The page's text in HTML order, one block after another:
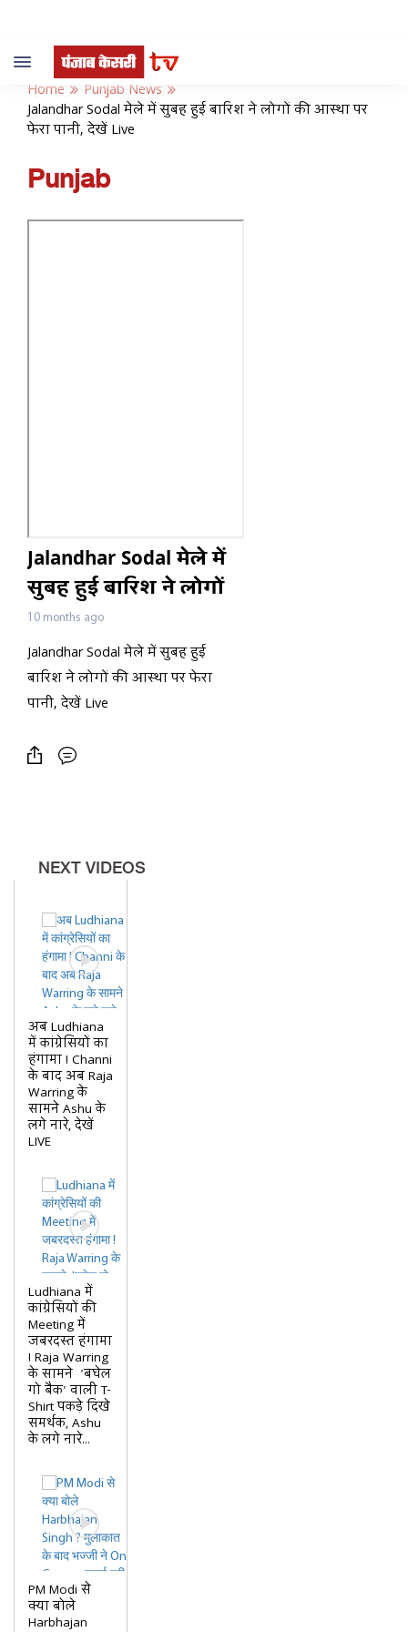
Toggle
navigation
Home
Punjab News
Jalandhar Sodal मेले में सुबह हुई बारिश ने लोगों की आस्था पर
फेरा पानी, देखें Live
Punjab
Jalandhar Sodal मेले में
सुबह हुई बारिश ने लोगों
की आस्था पर फेरा पानी,
देखें Live
10 months ago
Jalandhar Sodal मेले में सुबह हुई
बारिश ने लोगों की आस्था पर फेरा
पानी, देखें Live
NEXT VIDEOS
अब Ludhiana
में कांग्रेसियों का
हंगामा ! Channi
के बाद अब Raja
Warring के
सामने Ashu के
लगे नारे, देखें
LIVE
Ludhiana में
कांग्रेसियों की
Meeting में
जबरदस्त हंगामा
! Raja Warring
के सामने 'बघेल
गो बैक' वाली T-
Shirt पकड़े दिखे
समर्थक, Ashu
के लगे नारे...
PM Modi से
क्या बोले
Harbhajan